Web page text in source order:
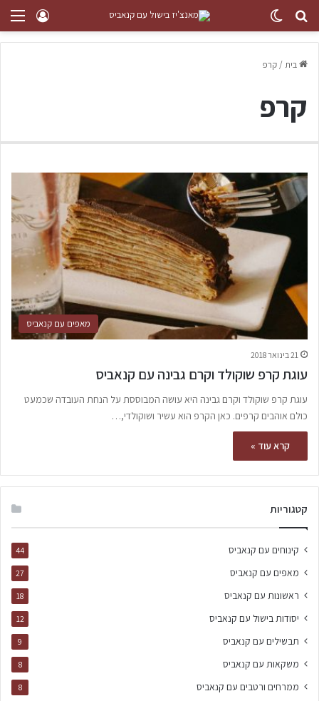
בית/ קרפ
קרפ
מאפים עם קנאביס
21 בינואר 2018
עוגת קרפ שוקולד וקרם גבינה עם קנאביס
עוגת קרפ שוקולד וקרם גבינה היא עושה המבוססת על הנחת העובדה שכמעט
כולם אוהבים קרפים. כאן הקרפ הוא עשיר ושוקולדי,…
קרא עוד »
קטגוריות
קינוחים עם קנאביס 44
מאפים עם קנאביס 27
ראשונות עם קנאביס 18
יסודות בישול עם קנאביס 12
תבשילים עם קנאביס 9
משקאות עם קנאביס 8
ממרחים ורטבים עם קנאביס 8